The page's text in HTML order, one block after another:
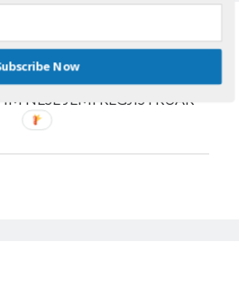
NESE JEMI REGJISTRUAR
Now